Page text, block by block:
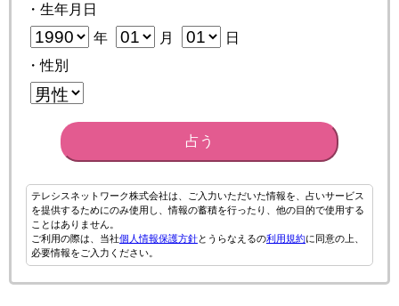
・生年月日
年 月
日
・性別
占う
テレシスネットワーク株式会社は、ご入力いただいた情報を、占いサービス
を提供するためにのみ使用し、情報の蓄積を行ったり、他の目的で使用する
ことはありません。
ご利用の際は、当社個人情報保護方針とうらなえるの利用規約に同意の上、
必要情報をご入力ください。